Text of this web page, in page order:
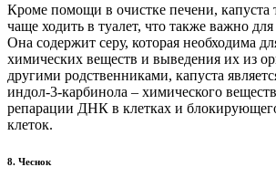
Кроме помощи в очистке печени, капуста
чаще ходить в туалет, что также важно
Она содержит серу, которая необходима
химических веществ и выведения их из
другими родственниками, капуста
индол-3-карбинола – химического
репарации ДНК в клетках и
клеток.
8. Чеснок